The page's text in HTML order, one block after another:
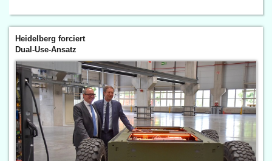
Heidelberg forciert
Dual-Use-Ansatz